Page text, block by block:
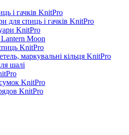
і гачків KnitPro
для спиць і гачків KnitPro
KnitPro
Moon
KnitPro
маркувальні кільця KnitPro
шалі
KnitPro
KnitPro